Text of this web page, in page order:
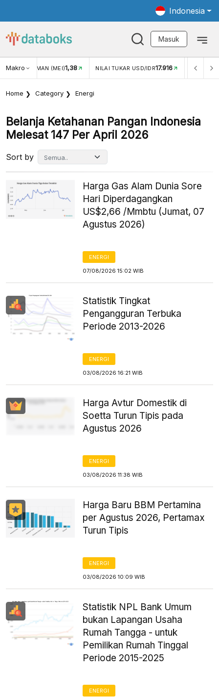
Indonesia
Masuk
Makro
WISMAN (MEI) 1,38 NILAI TUKAR USD/IDR 17.916 INFLASI YOY
Home Category Energi
Belanja Ketahanan Pangan Indonesia
Melesat 147 Per April 2026
Sort by
Harga Gas Alam Dunia Sore
Hari Diperdagangkan
US$2,66 /Mmbtu (Jumat, 07
Agustus 2026)
ENERGI
07/08/2026 15:02 WIB
Statistik Tingkat
Pengangguran Terbuka
Periode 2013-2026
ENERGI
03/08/2026 16:21 WIB
Harga Avtur Domestik di
Soetta Turun Tipis pada
Agustus 2026
ENERGI
03/08/2026 11:38 WIB
Harga Baru BBM Pertamina
per Agustus 2026, Pertamax
Turun Tipis
ENERGI
03/08/2026 10:09 WIB
Statistik NPL Bank Umum
bukan Lapangan Usaha
Rumah Tangga - untuk
Pemilikan Rumah Tinggal
Periode 2015-2025
ENERGI